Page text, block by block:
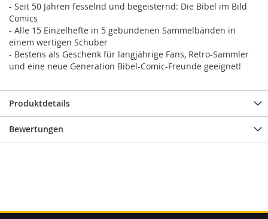
- Seit 50 Jahren fesselnd und begeisternd: Die Bibel im Bild
Comics
- Alle 15 Einzelhefte in 5 gebundenen Sammelbänden in
einem wertigen Schuber
- Bestens als Geschenk für langjährige Fans, Retro-Sammler
und eine neue Generation Bibel-Comic-Freunde geeignet!
Produktdetails
Bewertungen